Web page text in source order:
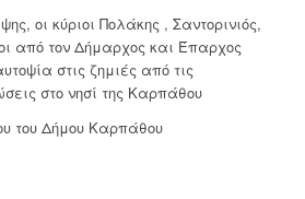
οι κύριοι Πολάκης , Σαντορινιός,
από τον Δήμαρχος και Έπαρχος
στις ζημιές από τις
στο νησί της Καρπάθου
του Δήμου Καρπάθου